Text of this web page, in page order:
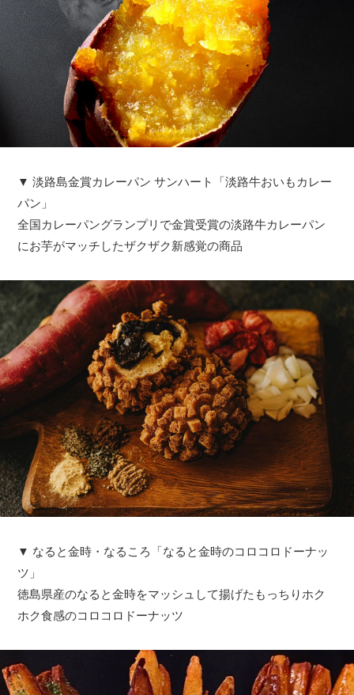
▼ 淡路島金賞カレーパン サンハート「淡路牛おいもカレー
パン」
全国カレーパングランプリで金賞受賞の淡路牛カレーパン
にお芋がマッチしたザクザク新感覚の商品
▼ なると金時・なるころ「なると金時のコロコロドーナッ
ツ」
徳島県産のなると金時をマッシュして揚げたもっちりホク
ホク食感のコロコロドーナッツ